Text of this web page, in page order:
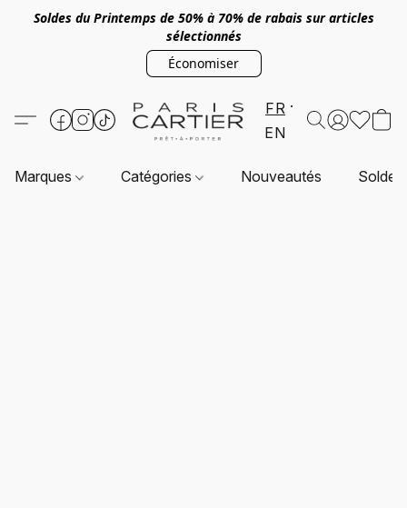
Soldes du Printemps de 50% à 70% de rabais sur articles
sélectionnés
Économiser
FR
EN
Marques Catégories Nouveautés Soldes